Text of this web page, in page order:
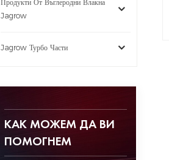
Продукти От Въглеродни Влакна
Jagrow
Jagrow Турбо Части
КАК МОЖЕМ ДА ВИ
ПОМОГНЕМ